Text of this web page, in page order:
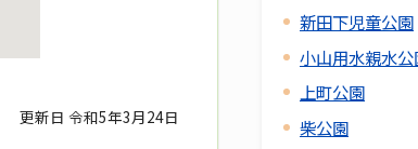
更新日 令和5年3月24日
新田下児童公園
小山用水親水公
上町公園
柴公園